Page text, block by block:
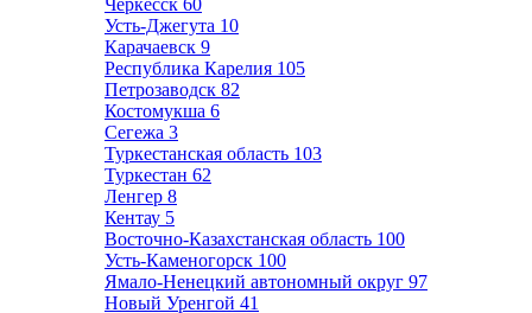
Черкесск 60
Усть-Джегута 10
Карачаевск 9
Республика Карелия 105
Петрозаводск 82
Костомукша 6
Сегежа 3
Туркестанская область 103
Туркестан 62
Ленгер 8
Кентау 5
Восточно-Казахстанская область 100
Усть-Каменогорск 100
Ямало-Ненецкий автономный округ 97
Новый Уренгой 41